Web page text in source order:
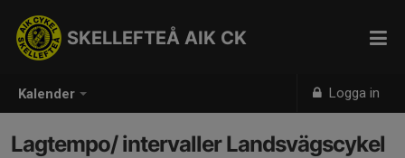
Kalender Logga in
SKELLEFTEÅ AIK CK
Lagtempo/ intervaller Landsvägscykel